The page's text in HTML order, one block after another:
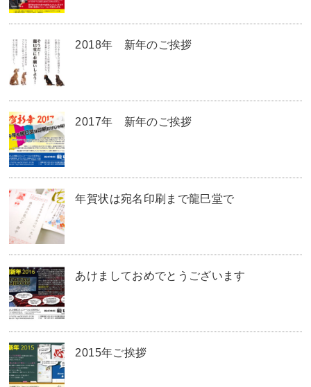
2018年 新年のご挨拶
2017年 新年のご挨拶
年賀状は宛名印刷まで龍巳堂で
あけましておめでとうございます
2015年ご挨拶